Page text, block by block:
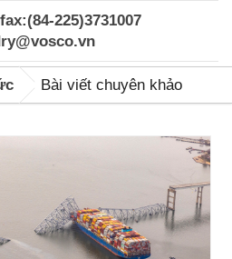
fax:(84-225)3731007
Bài viết chuyên khảo